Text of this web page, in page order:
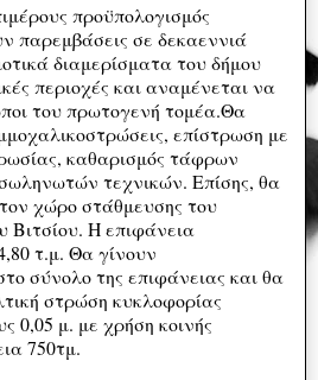
προϋπολογισμός
παρεμβάσεις σε δεκαεννιά
διαμερίσματα του δήμου
περιοχές και αναμένεται να
του πρωτογενή τομέα.Θα
επίστρωση με
καθαρισμός τάφρων
τεχνικών. Επίσης, θα
χώρο στάθμευσης του
Βιτσίου. Η επιφάνεια
τ.μ. Θα γίνουν
σύνολο της επιφάνειας και θα
στρώση κυκλοφορίας
0,05 μ. με χρήση κοινής
750τμ.